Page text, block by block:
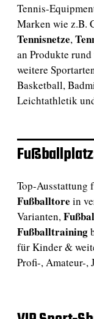
Tennis-
Marken wie z.B.
Tennisnetze,
an Produkte
weitere
Basketball,
Leichtathletik
Top-Ausstattung
Fußballtore in
Varianten,
Fußballtraining
für Kinder &
Profi-, Amateur-,